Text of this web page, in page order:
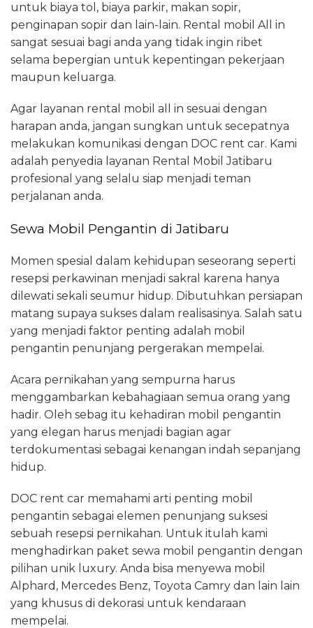
untuk biaya tol, biaya parkir, makan sopir,
penginapan sopir dan lain-lain. Rental mobil All in
sangat sesuai bagi anda yang tidak ingin ribet
selama bepergian untuk kepentingan pekerjaan
maupun keluarga.
Agar layanan rental mobil all in sesuai dengan
harapan anda, jangan sungkan untuk secepatnya
melakukan komunikasi dengan DOC rent car. Kami
adalah penyedia layanan Rental Mobil Jatibaru
profesional yang selalu siap menjadi teman
perjalanan anda.
Sewa Mobil Pengantin di Jatibaru
Momen spesial dalam kehidupan seseorang seperti
resepsi perkawinan menjadi sakral karena hanya
dilewati sekali seumur hidup. Dibutuhkan persiapan
matang supaya sukses dalam realisasinya. Salah satu
yang menjadi faktor penting adalah mobil
pengantin penunjang pergerakan mempelai.
Acara pernikahan yang sempurna harus
menggambarkan kebahagiaan semua orang yang
hadir. Oleh sebag itu kehadiran mobil pengantin
yang elegan harus menjadi bagian agar
terdokumentasi sebagai kenangan indah sepanjang
hidup.
DOC rent car memahami arti penting mobil
pengantin sebagai elemen penunjang suksesi
sebuah resepsi pernikahan. Untuk itulah kami
menghadirkan paket sewa mobil pengantin dengan
pilihan unik luxury. Anda bisa menyewa mobil
Alphard, Mercedes Benz, Toyota Camry dan lain lain
yang khusus di dekorasi untuk kendaraan
mempelai.